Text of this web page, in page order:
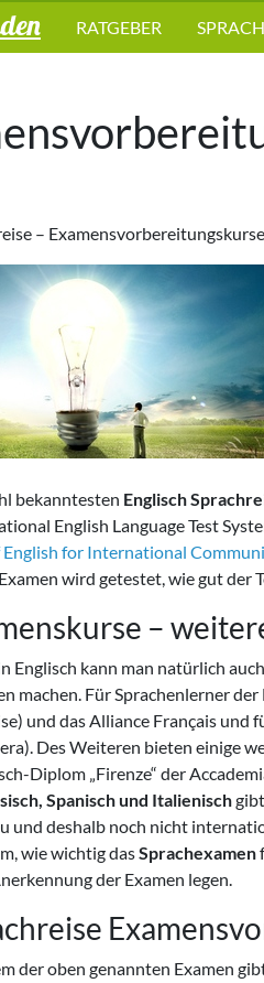
RATGEBER
– Examensvorbereitungskurse
bekanntesten Englisch
English Language Test
English for International
wird getestet, wie gut der
–
Englisch kann man natürlich auch
machen. Für Sprachenlerner
und das Alliance Français und
Des Weiteren bieten einige
Diplom „Firenze“ der
Spanisch und Italienisch
und deshalb noch nicht
wie wichtig dasSprachexamen
der Examen legen.
der oben genannten Examen